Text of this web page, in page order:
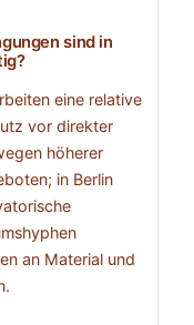
sind in
eine relative
vor direkter
höherer
in Berlin
an Material und